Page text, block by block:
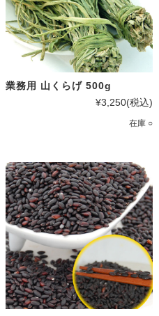
業務用 山くらげ 500g
¥3,250(税込)
在庫 ○